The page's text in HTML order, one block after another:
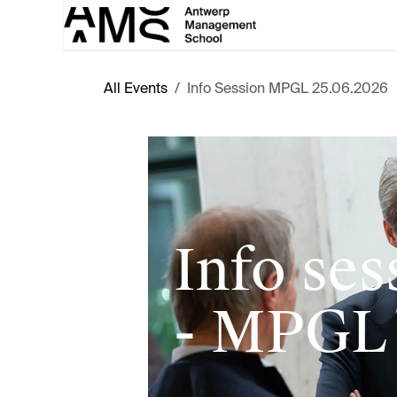
Skip to Content
All Events Info Session MPGL 25.06.2026
Info
- MPGL